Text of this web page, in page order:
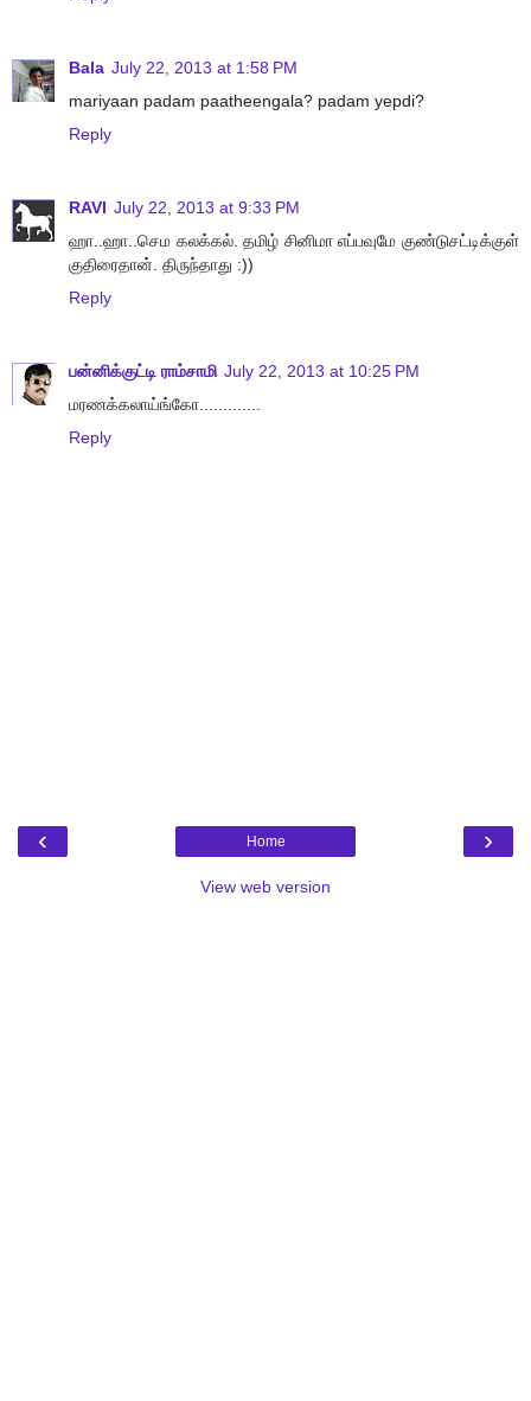
Bala July 22, 2013 at 1:58 PM
mariyaan padam paatheengala? padam yepdi?
Reply
RAVI July 22, 2013 at 9:33 PM
ஹா..ஹா..செம கலக்கல். தமிழ் சினிமா எப்பவுமே குண்டுசட்டிக்குள்
குதிரைதான். திருந்தாது :))
Reply
பன்னிக்குட்டி ராம்சாமி July 22, 2013 at 10:25 PM
மரணக்கலாய்ங்கோ.............
Reply
‹ ›
Home
View web version